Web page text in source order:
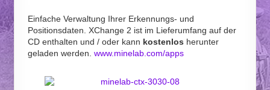
Einfache Verwaltung Ihrer Erkennungs- und
Positionsdaten. XChange 2 ist im Lieferumfang auf der
CD enthalten und / oder kann kostenlos herunter
geladen werden.www.minelab.com/apps